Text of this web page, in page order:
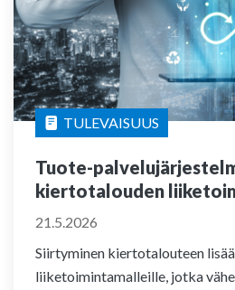
TULEVAISUUS
Tuote-
kiertotalouden
21.5.2026
Siirtyminen kiertotalouteen
liiketoimintamalleille, jotka